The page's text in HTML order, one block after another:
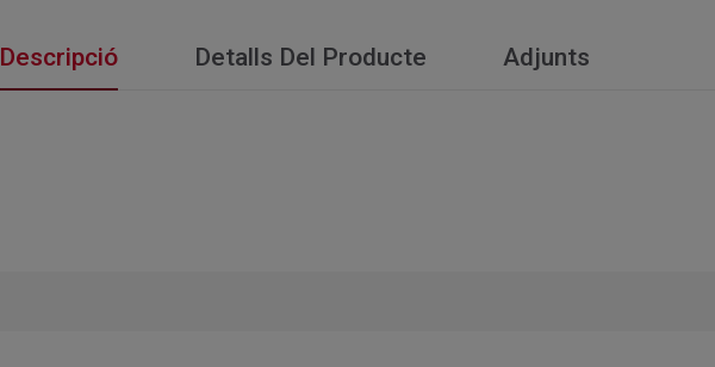
Descripció Detalls Del Producte Adjunts